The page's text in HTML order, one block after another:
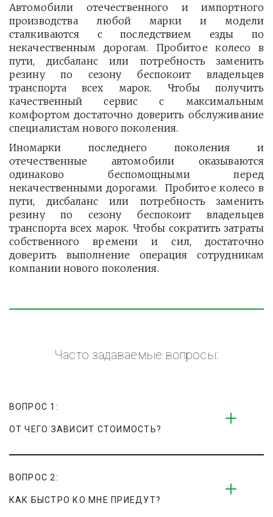
Автомобили отечественного и импортного
производства любой марки и модели
сталкиваются с последствием езды по
некачественным дорогам. Пробитое колесо в
пути, дисбаланс или потребность заменить
резину по сезону беспокоит владельцев
транспорта всех марок. Чтобы получить
качественный сервис с максимальным
комфортом достаточно доверить обслуживание
специалистам нового поколения.
Иномарки последнего поколения и
отечественные автомобили оказываются
одинаково беспомощными перед
некачественными дорогами. Пробитое колесо в
пути, дисбаланс или потребность заменить
резину по сезону беспокоит владельцев
транспорта всех марок. Чтобы сократить затраты
собственного времени и сил, достаточно
доверить выполнение операция сотрудникам
компании нового поколения.
Часто задаваемые вопросы:
ВОПРОС 1:
ОТ ЧЕГО ЗАВИСИТ СТОИМОСТЬ?
ВОПРОС 2:
КАК БЫСТРО КО МНЕ ПРИЕДУТ?